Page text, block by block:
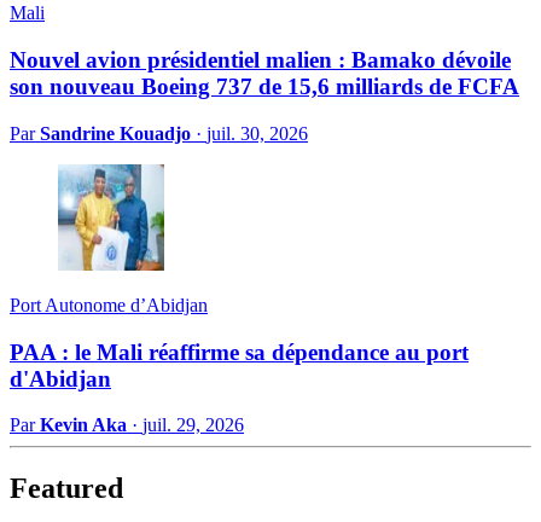
Mali
Nouvel avion présidentiel malien : Bamako dévoile
son nouveau Boeing 737 de 15,6 milliards de FCFA
ParSandrine Kouadjo · juil. 30, 2026
Port Autonome d’Abidjan
PAA : le Mali réaffirme sa dépendance au port
d'Abidjan
ParKevin Aka · juil. 29, 2026
Featured